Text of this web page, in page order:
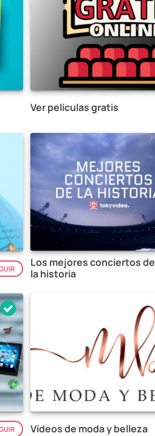
Ver películas gratis
Los mejores conciertos de
la historia
Vídeos de moda y belleza